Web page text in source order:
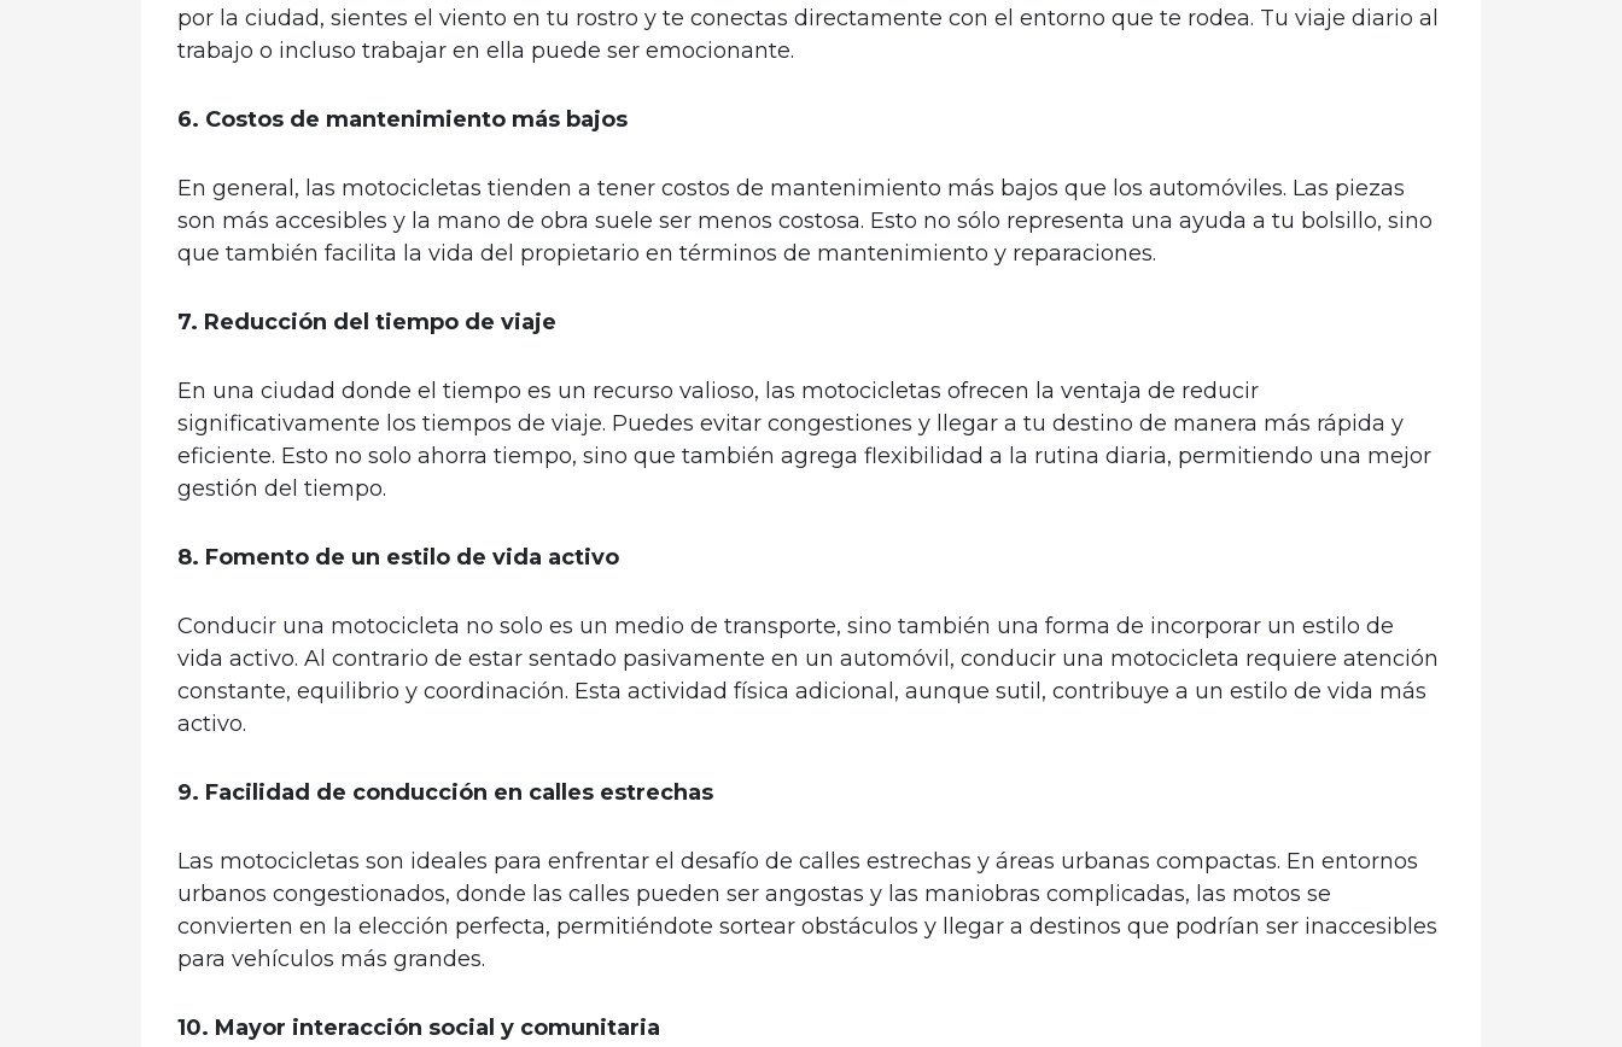
por la ciudad, sientes el viento en tu rostro y te conectas directamente con el entorno que te rodea. Tu viaje diario al
trabajo o incluso trabajar en ella puede ser emocionante.
6. Costos de mantenimiento más bajos
En general, las motocicletas tienden a tener costos de mantenimiento más bajos que los automóviles. Las piezas
son más accesibles y la mano de obra suele ser menos costosa. Esto no sólo representa una ayuda a tu bolsillo, sino
que también facilita la vida del propietario en términos de mantenimiento y reparaciones.
7. Reducción del tiempo de viaje
En una ciudad donde el tiempo es un recurso valioso, las motocicletas ofrecen la ventaja de reducir
significativamente los tiempos de viaje. Puedes evitar congestiones y llegar a tu destino de manera más rápida y
eficiente. Esto no solo ahorra tiempo, sino que también agrega flexibilidad a la rutina diaria, permitiendo una mejor
gestión del tiempo.
8. Fomento de un estilo de vida activo
Conducir una motocicleta no solo es un medio de transporte, sino también una forma de incorporar un estilo de
vida activo. Al contrario de estar sentado pasivamente en un automóvil, conducir una motocicleta requiere atención
constante, equilibrio y coordinación. Esta actividad física adicional, aunque sutil, contribuye a un estilo de vida más
activo.
9. Facilidad de conducción en calles estrechas
Las motocicletas son ideales para enfrentar el desafío de calles estrechas y áreas urbanas compactas. En entornos
urbanos congestionados, donde las calles pueden ser angostas y las maniobras complicadas, las motos se
convierten en la elección perfecta, permitiéndote sortear obstáculos y llegar a destinos que podrían ser inaccesibles
para vehículos más grandes.
10. Mayor interacción social y comunitaria